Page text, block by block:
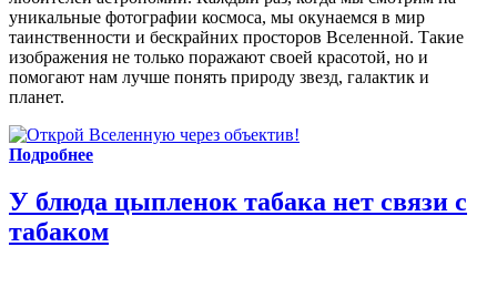
уникальные фотографии космоса, мы окунаемся в мир
таинственности и бескрайних просторов Вселенной. Такие
изображения не только поражают своей красотой, но и
помогают нам лучше понять природу звезд, галактик и
планет.
Подробнее
У блюда цыпленок табака нет связи с
табаком